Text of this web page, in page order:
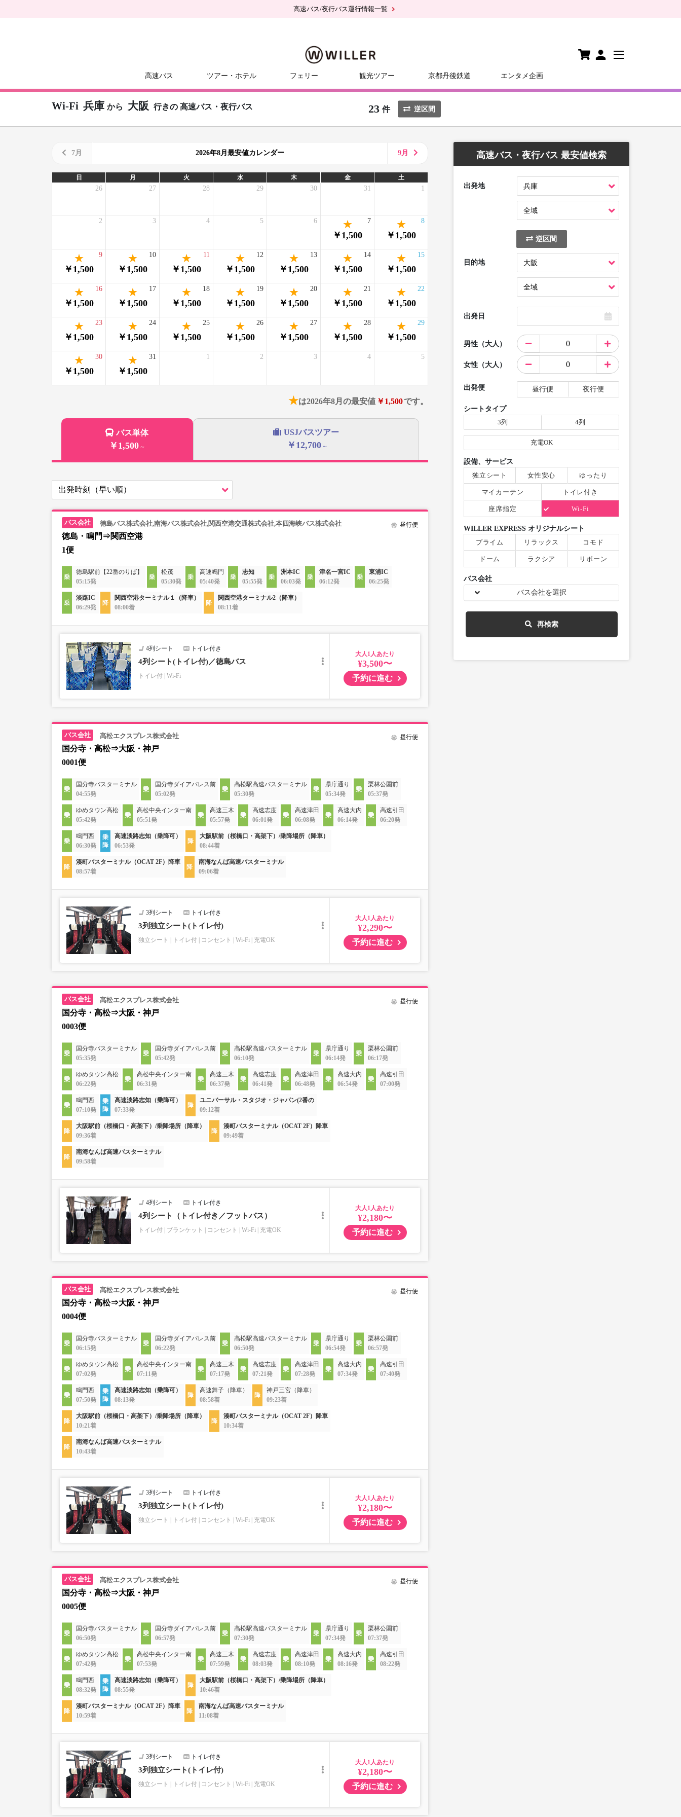
高速バス/夜行バス運行情報一覧
高速バス ツアー・ホテル フェリー 観光ツアー 京都丹後鉄道 エンタメ企画
Wi-Fi 兵庫 から 大阪 行きの 高速バス・夜行バス 23 件 逆区間
7月 2026年8月最安値カレンダー 9月
日 月 火 水 木 金 土
26 27 28 29 30 31 1
2 3 4 5 6
￥1,500
7
￥1,500
8
￥1,500
9
￥1,500
10
￥1,500
11
￥1,500
12
￥1,500
13
￥1,500
14
￥1,500
15
￥1,500
16
￥1,500
17
￥1,500
18
￥1,500
19
￥1,500
20
￥1,500
21
￥1,500
22
￥1,500
23
￥1,500
24
￥1,500
25
￥1,500
26
￥1,500
27
￥1,500
28
￥1,500
29
￥1,500
30
￥1,500
31 1 2 3 4 5
★は2026年8月の最安値 ￥1,500です。
バス単体
￥1,500 ～
USJバスツアー
￥12,700 ～
徳島バス株式会社,南海バス株式会社,関西空港交通株式会社,本四海峡バス株式会社
徳島・鳴門⇒関西空港
1便
昼行便
徳島駅前【22番のりば】
05:15発
松茂
05:30発
高速鳴門
05:40発
志知
05:55発
洲本IC
06:03発
津名一宮IC
06:12発
東浦IC
06:25発
淡路IC
06:29発
関西空港ターミナル１（降車）
08:00着
関西空港ターミナル2（降車）
08:11着
4列シート トイレ付き
4列シート(トイレ付)／徳島バス
トイレ付 Wi-Fi
大人
¥3,500〜
予約に進む
高松エクスプレス株式会社
国分寺・高松⇒大阪・神戸
0001便
昼行便
国分寺バスターミナル
04:55発
国分寺ダイアパレス前
05:02発
高松駅高速バスターミナル
05:30発
県庁通り
05:34発
栗林公園前
05:37発
ゆめタウン高松
05:42発
高松中央インター南
05:51発
高速三木
05:57発
高速志度
06:01発
高速津田
06:08発
高速大内
06:14発
高速引田
06:20発
鳴門西
06:30発
高速淡路志知（乗降可）
06:53発
大阪駅前（桜橋口・高架下）/乗降場所（降車）
08:44着
湊町バスターミナル（OCAT 2F）降車
08:57着
南海なんば高速バスターミナル
09:06着
3列シート トイレ付き
3列独立シート(トイレ付)
独立シート トイレ付 コンセント Wi-Fi 充電OK
大人
¥2,290〜
予約に進む
高松エクスプレス株式会社
国分寺・高松⇒大阪・神戸
0003便
昼行便
国分寺バスターミナル
05:35発
国分寺ダイアパレス前
05:42発
高松駅高速バスターミナル
06:10発
県庁通り
06:14発
栗林公園前
06:17発
ゆめタウン高松
06:22発
高松中央インター南
06:31発
高速三木
06:37発
高速志度
06:41発
高速津田
06:48発
高速大内
06:54発
高速引田
07:00発
鳴門西
07:10発
高速淡路志知（乗降可）
07:33発
ユニバーサル・スタジオ・ジャパン(2番の
09:12着
大阪駅前（桜橋口・高架下）/乗降場所（降車）
09:36着
湊町バスターミナル（OCAT 2F）降車
09:49着
南海なんば高速バスターミナル
09:58着
4列シート トイレ付き
4列シート（トイレ付き／フットバス）
トイレ付 ブランケット コンセント Wi-Fi 充電OK
大人
¥2,180〜
予約に進む
高松エクスプレス株式会社
国分寺・高松⇒大阪・神戸
0004便
昼行便
国分寺バスターミナル
06:15発
国分寺ダイアパレス前
06:22発
高松駅高速バスターミナル
06:50発
県庁通り
06:54発
栗林公園前
06:57発
ゆめタウン高松
07:02発
高松中央インター南
07:11発
高速三木
07:17発
高速志度
07:21発
高速津田
07:28発
高速大内
07:34発
高速引田
07:40発
鳴門西
07:50発
高速淡路志知（乗降可）
08:13発
高速舞子（降車）
08:58着
神戸三宮（降車）
09:23着
大阪駅前（桜橋口・高架下）/乗降場所（降車）
10:21着
湊町バスターミナル（OCAT 2F）降車
10:34着
南海なんば高速バスターミナル
10:43着
3列シート トイレ付き
3列独立シート(トイレ付)
独立シート トイレ付 コンセント Wi-Fi 充電OK
大人
¥2,180〜
予約に進む
高松エクスプレス株式会社
国分寺・高松⇒大阪・神戸
0005便
昼行便
国分寺バスターミナル
06:50発
国分寺ダイアパレス前
06:57発
高松駅高速バスターミナル
07:30発
県庁通り
07:34発
栗林公園前
07:37発
ゆめタウン高松
07:42発
高松中央インター南
07:53発
高速三木
07:59発
高速志度
08:03発
高速津田
08:10発
高速大内
08:16発
高速引田
08:22発
鳴門西
08:32発
高速淡路志知（乗降可）
08:55発
大阪駅前（桜橋口・高架下）/乗降場所（降車）
10:46着
湊町バスターミナル（OCAT 2F）降車
10:59着
南海なんば高速バスターミナル
11:08着
3列シート トイレ付き
3列独立シート(トイレ付)
独立シート トイレ付 コンセント Wi-Fi 充電OK
大人
¥2,180〜
予約に進む
高速バス・夜行バス 最安値検索
出発地
逆区間
目的地
出発日
男性（大人）
女性（大人）
出発便 昼行便 夜行便
シートタイプ
3列
4列
充電OK
設備、サービス
独立シート
女性安心 ゆったり
マイカーテン トイレ付き
座席指定 Wi-Fi
WILLER EXPRESS オリジナルシート
プライム
リラックス コモド
ドーム ラクシア リボーン
バス会社
バス会社を選択
再検索